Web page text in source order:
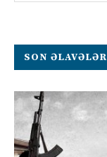
SON ƏLAVƏLƏR